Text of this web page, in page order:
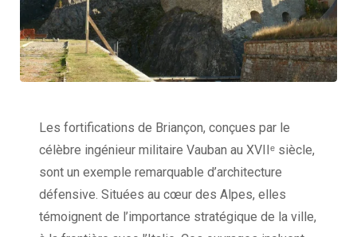
Les fortifications de Briançon, conçues par le
célèbre ingénieur militaire Vauban au XVIIᵉ siècle,
sont un exemple remarquable d’architecture
défensive. Situées au cœur des Alpes, elles
témoignent de l’importance stratégique de la ville,